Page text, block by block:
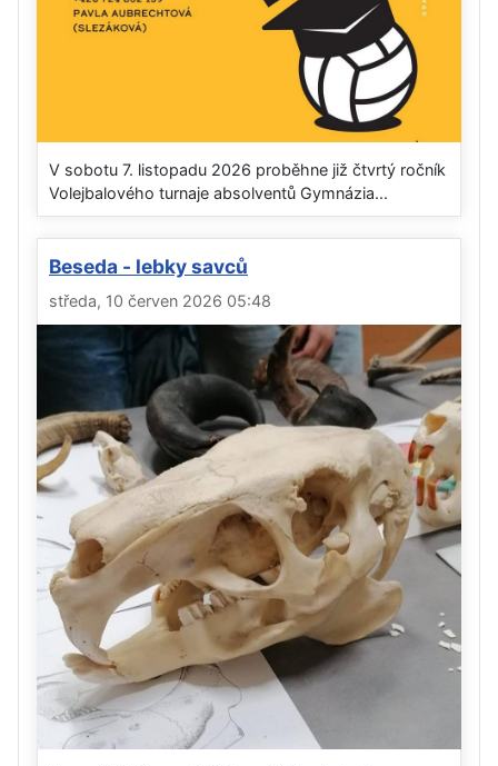
V sobotu 7. listopadu 2026 proběhne již čtvrtý ročník
Volejbalového turnaje absolventů Gymnázia...
Beseda - lebky savců
středa, 10 červen 2026 05:48